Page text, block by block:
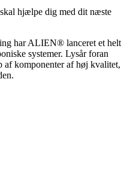
hjælpe dig med dit næste
har ALIEN® lanceret et helt
systemer. Lysår foran
komponenter af høj kvalitet,